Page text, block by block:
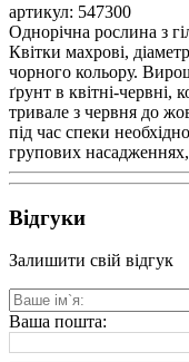
артикул: 547300
Однорічна рослина з
Квітки махрові,
чорного кольору.
ґрунт в квітні-червні,
тривале з червня до
під час спеки
групових насадженнях,
Відгуки
Залишити свій відгук
Ваша пошта: